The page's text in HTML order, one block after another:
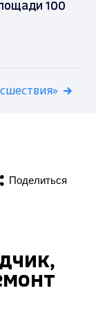
100
Поделиться